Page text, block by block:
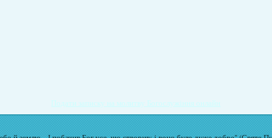
Подати записку на молитву Богослужіння онлайн